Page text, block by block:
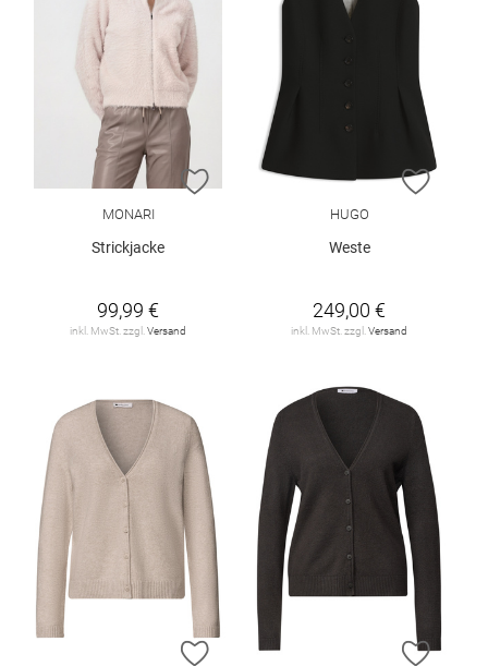
ZUR WUNSCHLISTE HINZUFÜGEN
MONARI
Strickjacke
99,99 €
inkl. MwSt. zzgl. Versand
ZUR
HUGO
Weste
249,00 €
inkl. MwSt. zzgl. Versand
ZUR WUNSCHLISTE HINZUFÜGEN
ZUR